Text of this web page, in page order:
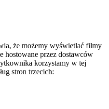
że możemy wyświetlać filmy
hostowane przez dostawców
korzystamy w tej
stron trzecich: